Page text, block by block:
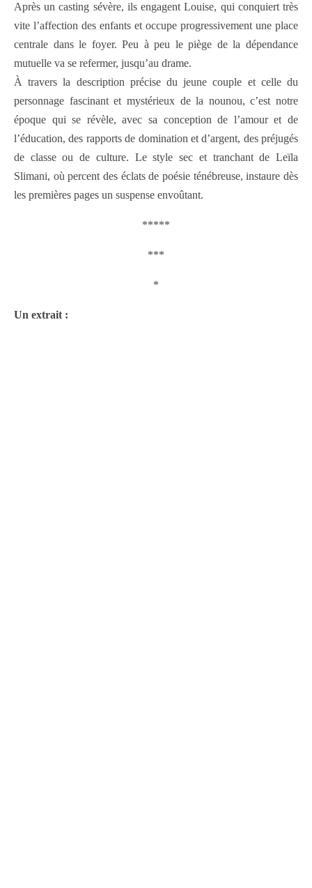
Après un casting sévère, ils engagent Louise, qui conquiert très
vite l’affection des enfants et occupe progressivement une place
centrale dans le foyer. Peu à peu le piège de la dépendance
mutuelle va se refermer, jusqu’au drame.
À travers la description précise du jeune couple et celle du
personnage fascinant et mystérieux de la nounou, c’est notre
époque qui se révèle, avec sa conception de l’amour et de
l’éducation, des rapports de domination et d’argent, des préjugés
de classe ou de culture. Le style sec et tranchant de Leïla
Slimani, où percent des éclats de poésie ténébreuse, instaure dès
les premières pages un suspense envoûtant.
*****
***
*
Un extrait :